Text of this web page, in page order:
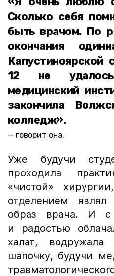
Сколько себя
быть врачом. По
окончания
12 не
медицинский
закончила
колледж».
говорит она.
Уже будучи
проходила
«чистой»
отделением
образ врача. И с
и радостью
халат,
шапочку, будучи